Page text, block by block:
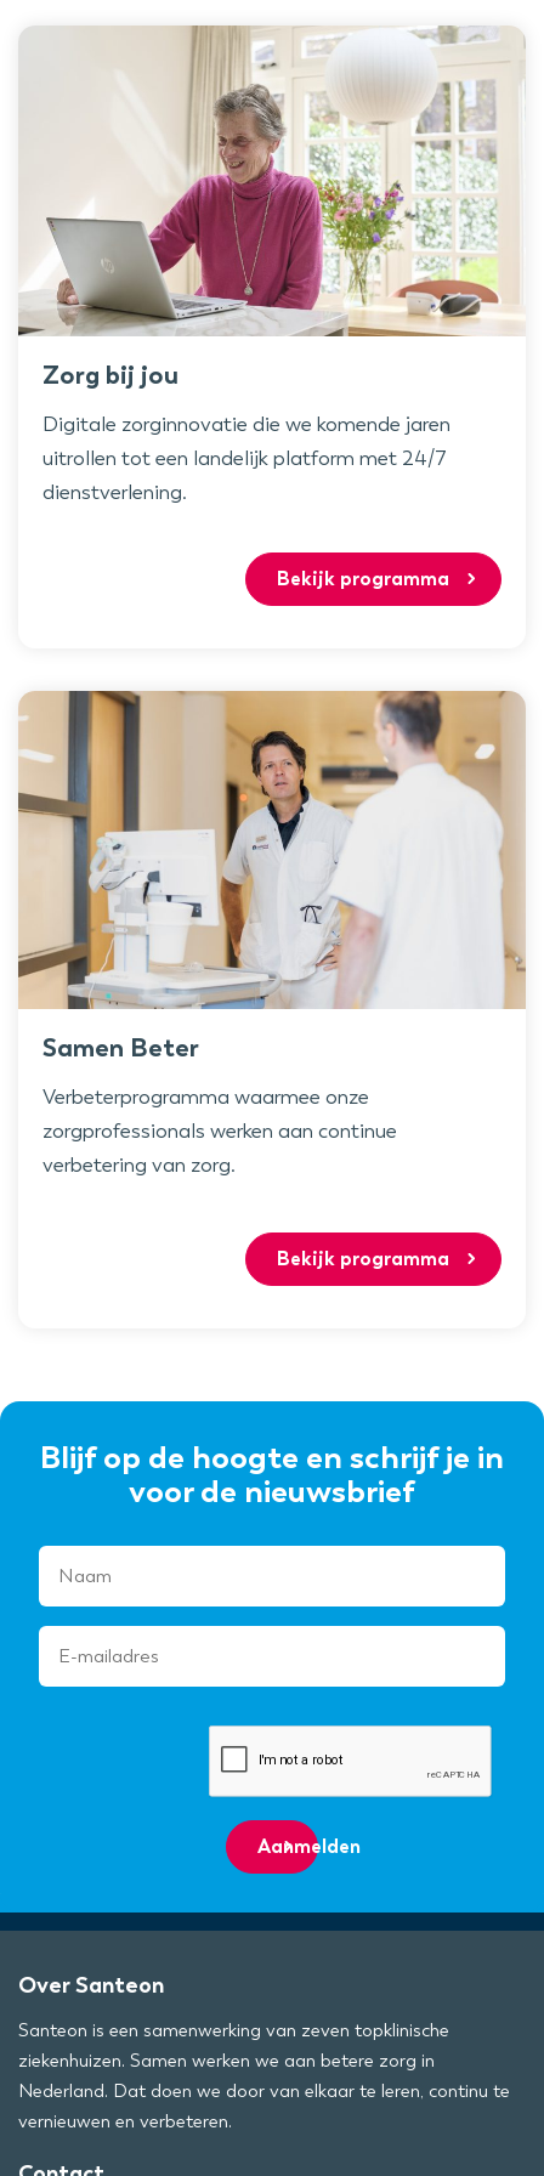
Zorg bij jou
Digitale zorginnovatie die we komende jaren
uitrollen tot een landelijk platform met 24/7
dienstverlening.
Bekijk programma
Samen Beter
Verbeterprogramma waarmee onze
zorgprofessionals werken aan continue
verbetering van zorg.
Bekijk programma
Blijf op de hoogte en schrijf je in
voor de nieuwsbrief
Aanmelden
Over Santeon
Santeon is een samenwerking van zeven topklinische
ziekenhuizen. Samen werken we aan betere zorg in
Nederland. Dat doen we door van elkaar te leren, continu te
vernieuwen en verbeteren.